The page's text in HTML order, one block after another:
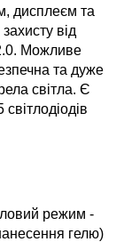
дисплеєм та
від
Можливе
та дуже
світла. Є
режим -
гелю)